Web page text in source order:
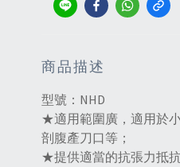
商品描述
型號：NHD
★適用範圍廣，適用於
剖腹產刀口等；
★提供適當的抗張力抵